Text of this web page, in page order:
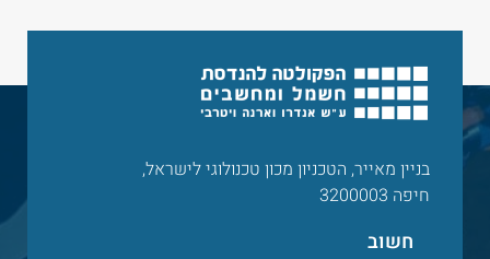
בניין מאייר, הטכניון מכון טכנולוגי לישראל,
חיפה 3200003
חשוב